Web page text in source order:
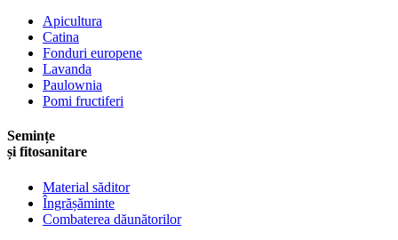
Apicultura
Catina
Fonduri europene
Lavanda
Paulownia
Pomi fructiferi
Semințe
și fitosanitare
Material săditor
Îngrășăminte
Combaterea dăunătorilor